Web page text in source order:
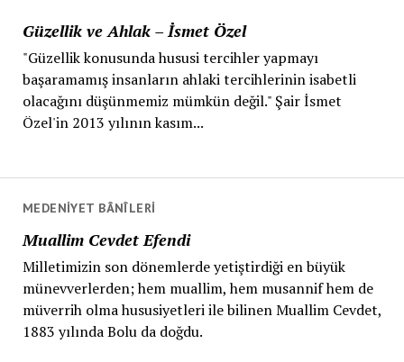
Güzellik ve Ahlak – İsmet Özel
"Güzellik konusunda hususi tercihler yapmayı
başaramamış insanların ahlaki tercihlerinin isabetli
olacağını düşünmemiz mümkün değil." Şair İsmet
Özel'in 2013 yılının kasım...
MEDENIYET BÂNÎLERI
Muallim Cevdet Efendi
Milletimizin son dönemlerde yetiştirdiği en büyük
münevverlerden; hem muallim, hem musannif hem de
müverrih olma hususiyetleri ile bilinen Muallim Cevdet,
1883 yılında Bolu da doğdu.